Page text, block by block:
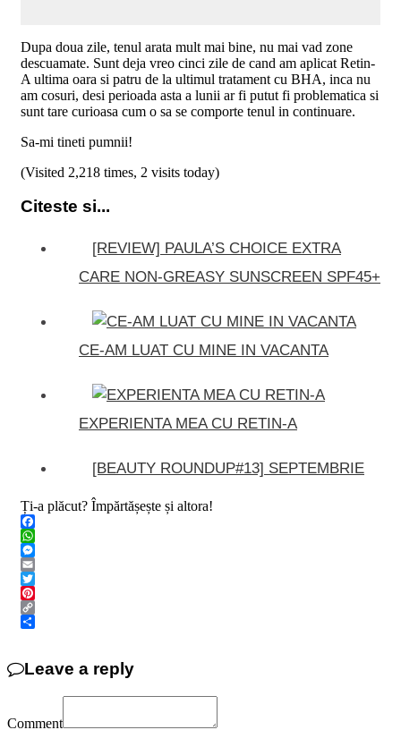
Dupa doua zile, tenul arata mult mai bine, nu mai vad zone
descuamate. Sunt deja vreo cinci zile de cand am aplicat Retin-
A ultima oara si patru de la ultimul tratament cu BHA, inca nu
am cosuri, desi perioada asta a lunii ar fi putut fi problematica si
sunt tare curioasa cum o sa se comporte tenul in continuare.
Sa-mi tineti pumnii!
(Visited 2,218 times, 2 visits today)
Citeste si...
[REVIEW] PAULA’S CHOICE EXTRA
CARE NON-GREASY SUNSCREEN SPF45+
CE-AM LUAT CU MINE IN VACANTA
EXPERIENTA MEA CU RETIN-A
[BEAUTY ROUNDUP#13] SEPTEMBRIE
Ți-a plăcut? Împărtășește și altora!
Facebook
WhatsApp
Messenger
Email
Twitter
Pinterest
Copy
Leave a reply
Comment